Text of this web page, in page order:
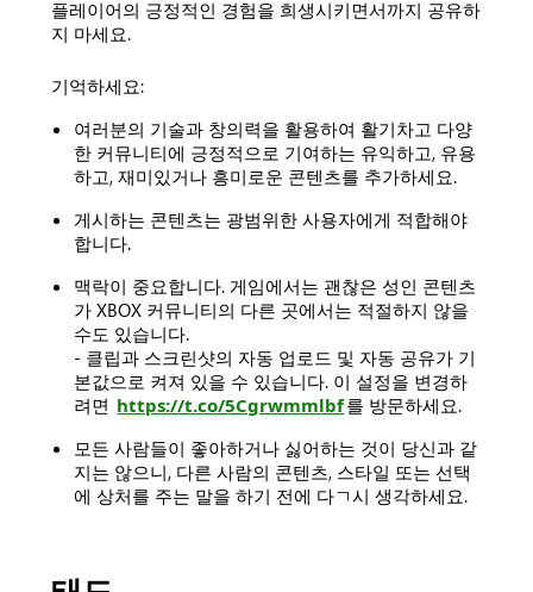
플레이어의 긍정적인 경험을 희생시키면서까지 공유하
지 마세요.
기억하세요:
여러분의 기술과 창의력을 활용하여 활기차고 다양
한 커뮤니티에 긍정적으로 기여하는 유익하고, 유용
하고, 재미있거나 흥미로운 콘텐츠를 추가하세요.
게시하는 콘텐츠는 광범위한 사용자에게 적합해야
합니다.
맥락이 중요합니다. 게임에서는 괜찮은 성인 콘텐츠
가 XBOX 커뮤니티의 다른 곳에서는 적절하지 않을
수도 있습니다.
- 클립과 스크린샷의 자동 업로드 및 자동 공유가 기
본값으로 켜져 있을 수 있습니다. 이 설정을 변경하
려면 https://t.co/5Cgrwmmlbf를 방문하세요.
모든 사람들이 좋아하거나 싫어하는 것이 당신과 같
지는 않으니, 다른 사람의 콘텐츠, 스타일 또는 선택
에 상처를 주는 말을 하기 전에 다ㄱ시 생각하세요.